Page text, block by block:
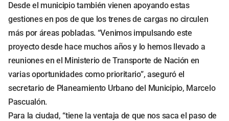
Desde el municipio también vienen apoyando estas
gestiones en pos de que los trenes de cargas no circulen
más por áreas pobladas. “Venimos impulsando este
proyecto desde hace muchos años y lo hemos llevado a
reuniones en el Ministerio de Transporte de Nación en
varias oportunidades como prioritario”, aseguró el
secretario de Planeamiento Urbano del Municipio, Marcelo
Pascualón.
Para la ciudad, “tiene la ventaja de que nos saca el paso de